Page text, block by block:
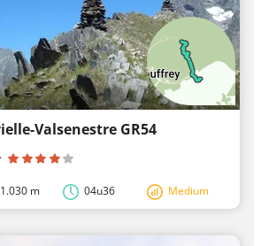
Valsenestre GR54
·
1.030 m 04u36 Medium